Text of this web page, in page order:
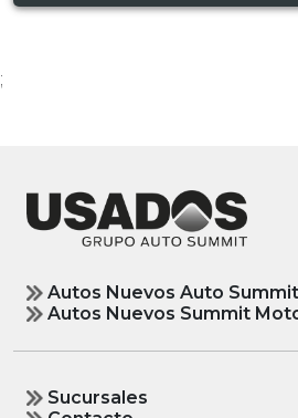
;
Autos Nuevos Auto Summit
Autos Nuevos Summit
Sucursales